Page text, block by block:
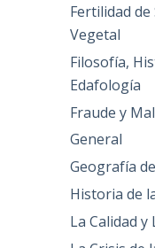
Fertilidad
Vegetal
Filosofía,
Edafología
Fraude y
General
Geografía
Historia de
La Calidad y